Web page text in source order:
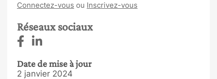
Connectez-vous ou Inscrivez-vous
Réseaux sociaux
Date de mise à jour
2 janvier 2024